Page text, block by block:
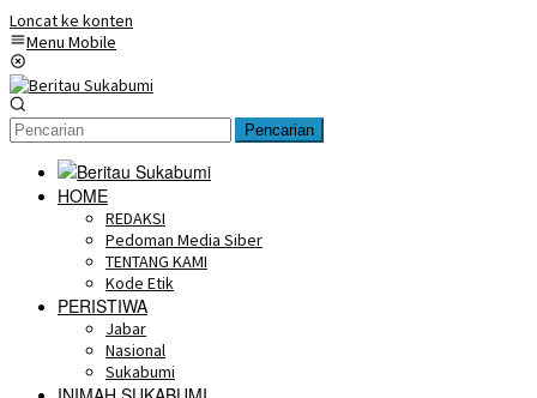
Loncat ke konten
Menu Mobile
Pencarian
HOME
REDAKSI
Pedoman Media Siber
TENTANG KAMI
Kode Etik
PERISTIWA
Jabar
Nasional
Sukabumi